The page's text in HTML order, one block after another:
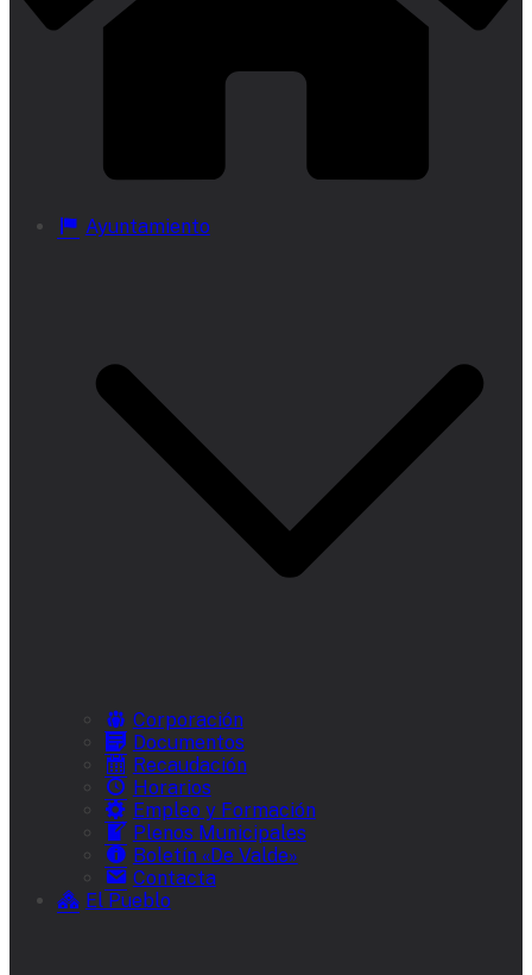
Ayuntamiento
Corporación
Documentos
Recaudación
Horarios
Empleo y Formación
Plenos Municipales
Boletín «De Valde»
Contacta
El Pueblo